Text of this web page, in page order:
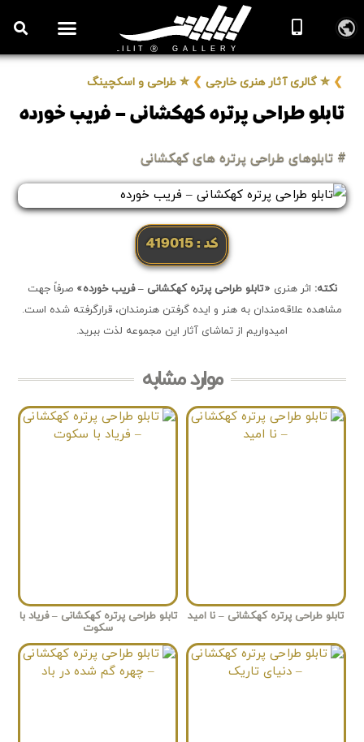
❯ ✮ گالری آثار هنری خارجی ❯ ✮ طراحی و اسکچینگ
تابلو طراحی پرتره کهکشانی – فریب خورده
# تابلوهای طراحی پرتره های کهکشانی
کد: 419015
نکته: اثر هنری «تابلو طراحی پرتره کهکشانی – فریب خورده» صرفاً جهت
مشاهده علاقه‌مندان به هنر و ایده گرفتن هنرمندان، قرارگرفته شده است.
امیدواریم از تماشای آثار این مجموعه لذت ببرید.
موارد مشابه
تابلو طراحی پرتره کهکشانی – نا امید
تابلو طراحی پرتره کهکشانی – فریاد با
سکوت